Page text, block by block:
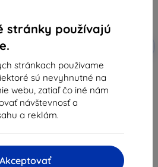
stránky používajú
stránkach používame
sú nevyhnutné na
webu, zatiaľ čo iné nám
návštevnosť a
a reklám.
Akceptovať
3MK FlexibleGlass Apple iPod
Touch 5 hybridné sklo
8,91 €
8,02 €